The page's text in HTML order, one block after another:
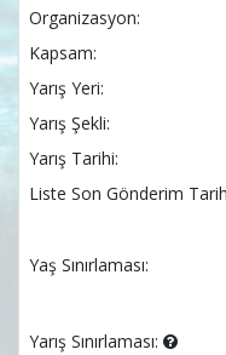
Organizasyon:
Kapsam:
Yarış Yeri:
Yarış Şekli:
Yarış Tarihi:
Liste Son Gönderim
Yaş Sınırlaması:
Yarış Sınırlaması: